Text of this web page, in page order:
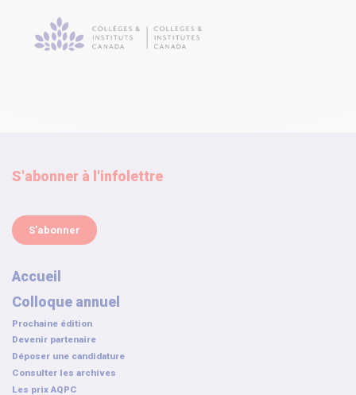
S'abonner à l'infolettre
S'abonner
Accueil
Colloque annuel
Prochaine édition
Devenir partenaire
Déposer une candidature
Consulter les archives
Les prix AQPC